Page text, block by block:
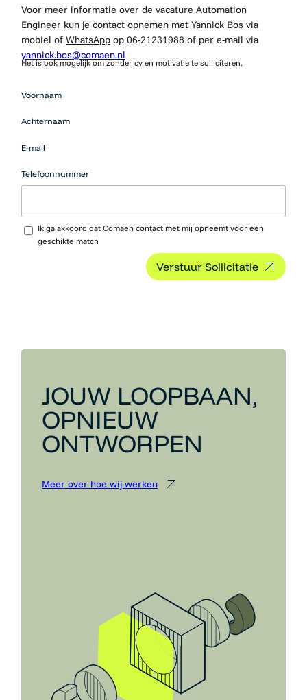
Voor meer informatie over de vacature Automation
Engineer kun je contact opnemen met Yannick Bos via
mobiel of WhatsApp op 06-21231988 of per e-mail via
yannick.bos@comaen.nl
Het is ook mogelijk om zonder cv en motivatie te solliciteren.
Voornaam
Achternaam
E-mail
Telefoonnummer
Ik ga akkoord dat Comaen contact met mij opneemt voor een
geschikte match
die op zoek
werk
neerzetten.
JOUW LOOPBAAN,
OPNIEUW
ONTWORPEN
Meer over hoe wij werken